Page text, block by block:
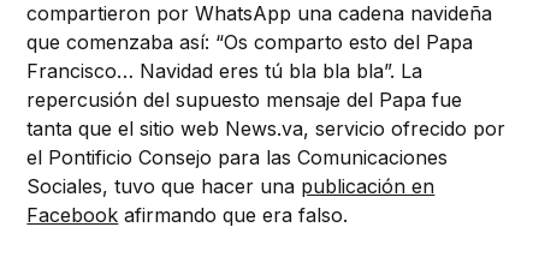
compartieron por WhatsApp una cadena navideña
que comenzaba así: “Os comparto esto del Papa
Francisco… Navidad eres tú bla bla bla”. La
repercusión del supuesto mensaje del Papa fue
tanta que el sitio web News.va, servicio ofrecido por
el Pontificio Consejo para las Comunicaciones
Sociales, tuvo que hacer una publicación en
Facebook afirmando que era falso.